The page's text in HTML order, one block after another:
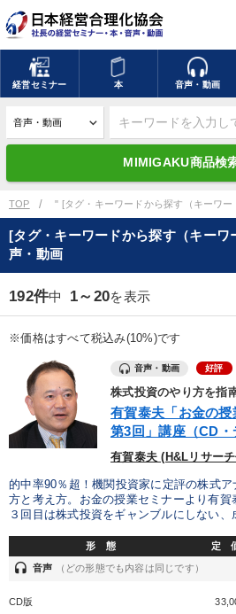
経営セミナー 本 音声・動画
MIMIGAKU商品検
キーワードを入力して探す
デジタル版対応のみ検索結果に表
search 上記の条件
mic 講演収録物を探す
全国経営者セミナー講演収録物（全1315タ
ます
優秀各社の智恵と戦略 事業家のロ
若手異才経営者の発想
リーダーの器量を学ぶ
テーマ
《強い財務を実践
TOP " [タグ・キーワードから探す（キーワ
[タグ・キーワードから探す（キー
声・動画
192件中 1～20を表示
※価格はすべて税込み(10%)です
音声・動画 好評
株式投資のやり方を指
有賀泰夫「お金の
第3回」講座（CD・
有賀泰夫 (H&Lリサー
的中率90％超！機関投資家に定評の株式
方と考え方。お金の授業セミナーより有
３回目は株式投資をギャンブルにしない、
形 態 定
headset 音声 （どの形態でも内容は同じです）
CD版